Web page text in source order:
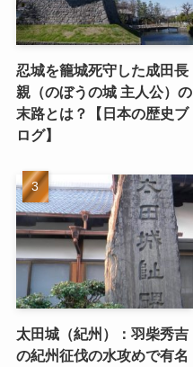
忍城を籠城死守した成田長
親（のぼうの城 主人公）の
末路とは？【日本の歴史ブ
ログ】
太田城（紀州）：羽柴秀吉
の紀州征伐の水攻めで有名